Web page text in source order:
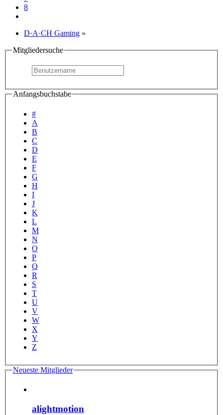
8
D·A·CH Gaming »
Mitgliedersuche
Anfangsbuchstabe
#
A
B
C
D
E
F
G
H
I
J
K
L
M
N
O
P
Q
R
S
T
U
V
W
X
Y
Z
Neueste Mitglieder
alightmotion